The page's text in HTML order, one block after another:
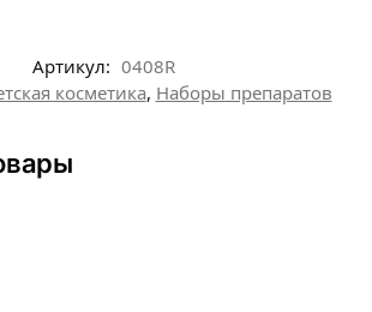
Артикул: 0408R
косметика, Наборы препаратов